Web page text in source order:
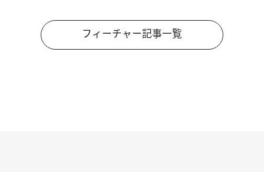
フィーチャー記事一覧